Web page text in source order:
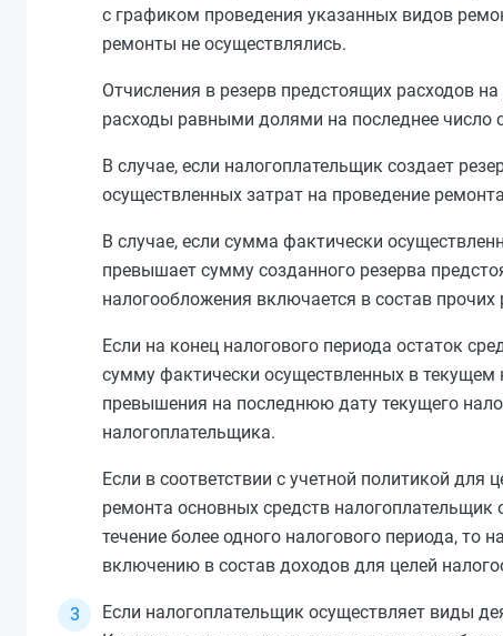
с графиком проведения указанных видов
ремонты не осуществлялись.
Отчисления в резерв предстоящих расходов
расходы равными долями на последнее число
В случае, если налогоплательщик создает
осуществленных затрат на проведение
В случае, если сумма фактически
превышает сумму созданного резерва
налогообложения включается в состав
Если на конец налогового периода остаток
сумму фактически осуществленных в текущем
превышения на последнюю дату текущего
налогоплательщика.
Если в соответствии с учетной политикой
ремонта основных средств
течение более одного налогового периода, то
включению в состав доходов для целей
Если налогоплательщик осуществляет виды